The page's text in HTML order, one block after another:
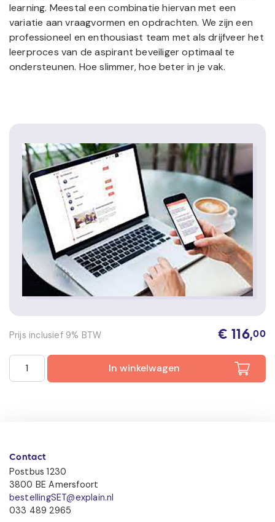
learning. Meestal een combinatie hiervan met een
variatie aan vraagvormen en opdrachten. We zijn een
professioneel en enthousiast team met als drijfveer het
leerproces van de aspirant beveiliger optimaal te
ondersteunen. Hoe slimmer, hoe beter in je vak.
Prijs inclusief 9% BTW € 116,00
Beveiliger 3 Smart-e-learning KCB en BI (1 jaar) aantal
In winkelwagen
Contact
Postbus 1230
3800 BE Amersfoort
bestellingSET@explain.nl
033 489 2965